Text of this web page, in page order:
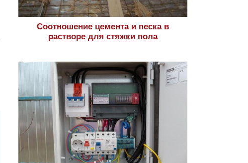
Соотношение цемента и песка в
растворе для стяжки пола